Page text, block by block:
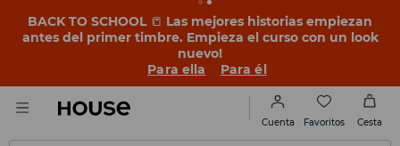
BACK TO SCHOOL 📒 Las mejores historias empiezan
antes del primer timbre. Empieza el curso con un look
nuevo!
Para ella
Para él
Cuenta Favoritos Cesta